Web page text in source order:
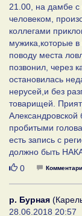
21.00, на дамбе
человеком,
коллегами
мужика,которые
поводу места
позвонил, через
остановилась
нерусей,и без
товарищей.
пробитыми
есть запись с
должно быть
Нравится
0
р. Бурная
28.06.2018 20:57